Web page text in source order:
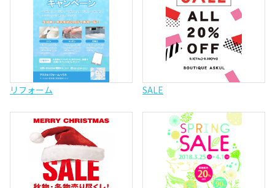
リフォーム SALE